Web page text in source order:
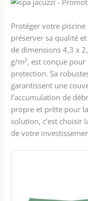
Protéger votre
préserver sa qualité
de dimensions 4,3 x
g/m², est conçue
protection. Sa
garantissent une
l’accumulation de
propre et prête pour
solution, c’est choisir
de votre